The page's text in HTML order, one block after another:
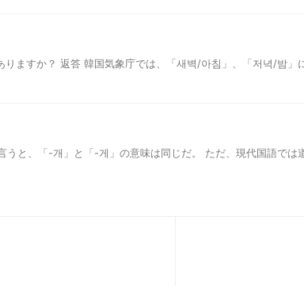
ますか？ 返答 韓国気象庁では、「새벽/아침」、「저녁/밤
と、「-개」と「-게」の意味は同じだ。 ただ、現代国語で